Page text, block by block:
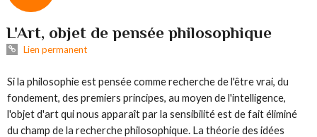
L'Art, objet de pensée philosophique
Lien permanent
Si la philosophie est pensée comme recherche de l'être vrai, du
fondement, des premiers principes, au moyen de l'intelligence,
l'objet d'art qui nous apparaît par la sensibilité est de fait éliminé
du champ de la recherche philosophique. La théorie des idées